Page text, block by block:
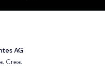
AG
Crea.